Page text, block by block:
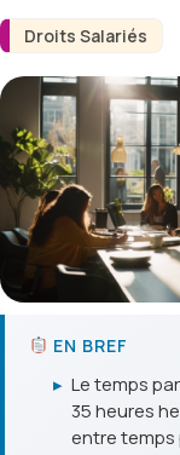
Droits Salariés
EN BREF
▸ Le temps
35 heures
entre temps